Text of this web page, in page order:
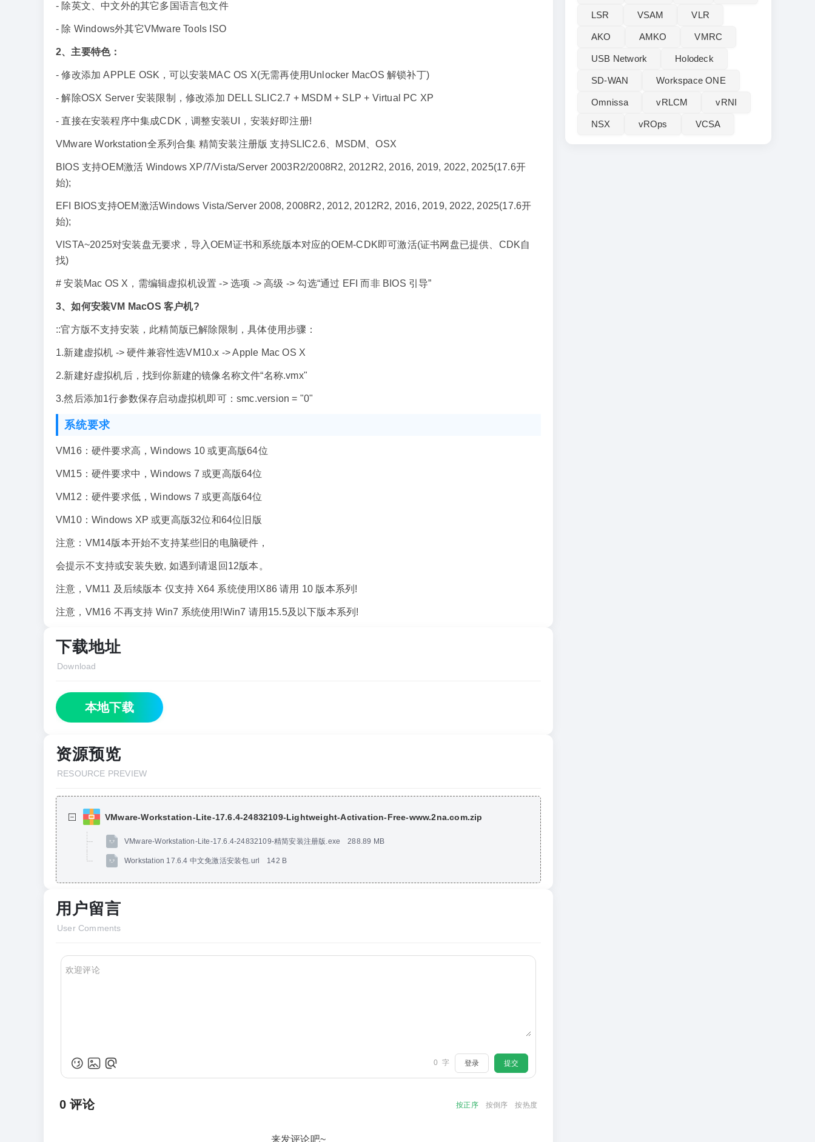
- 除英文、中文外的其它多国语言包文件
- 除 Windows外其它VMware Tools ISO
2、主要特色：
- 修改添加 APPLE OSK，可以安装MAC OS X(无需再使用Unlocker MacOS 解锁补丁)
- 解除OSX Server 安装限制，修改添加 DELL SLIC2.7 + MSDM + SLP + Virtual PC XP
- 直接在安装程序中集成CDK，调整安装UI，安装好即注册!
VMware Workstation全系列合集 精简安装注册版 支持SLIC2.6、MSDM、OSX
BIOS 支持OEM激活 Windows XP/7/Vista/Server 2003R2/2008R2, 2012R2, 2016, 2019, 2022, 2025(17.6开
始);
EFI BIOS支持OEM激活Windows Vista/Server 2008, 2008R2, 2012, 2012R2, 2016, 2019, 2022, 2025(17.6开
始);
VISTA~2025对安装盘无要求，导入OEM证书和系统版本对应的OEM-CDK即可激活(证书网盘已提供、CDK自
找)
# 安装Mac OS X，需编辑虚拟机设置 -> 选项 -> 高级 -> 勾选“通过 EFI 而非 BIOS 引导”
3、如何安装VM MacOS 客户机?
::官方版不支持安装，此精简版已解除限制，具体使用步骤：
1.新建虚拟机 -> 硬件兼容性选VM10.x -> Apple Mac OS X
2.新建好虚拟机后，找到你新建的镜像名称文件“名称.vmx"
3.然后添加1行参数保存启动虚拟机即可：smc.version = "0"
系统要求
VM16：硬件要求高，Windows 10 或更高版64位
VM15：硬件要求中，Windows 7 或更高版64位
VM12：硬件要求低，Windows 7 或更高版64位
VM10：Windows XP 或更高版32位和64位旧版
注意：VM14版本开始不支持某些旧的电脑硬件，
会提示不支持或安装失败, 如遇到请退回12版本。
注意，VM11 及后续版本 仅支持 X64 系统使用!X86 请用 10 版本系列!
注意，VM16 不再支持 Win7 系统使用!Win7 请用15.5及以下版本系列!
下载地址
Download
本地下载
资源预览
RESOURCE PREVIEW
VMware-Workstation-Lite-17.6.4-24832109-Lightweight-Activation-Free-www.2na.com.zip
VMware-Workstation-Lite-17.6.4-24832109-精简安装注册版.exe 288.89 MB
Workstation 17.6.4 中文免激活安装包.url 142 B
用户留言
User Comments
0 字 登录 提交
0 评论 按正序 按倒序 按热度
来发评论吧~
LSR VSAM VLR
AKO AMKO VMRC
USB Network Holodeck
SD-WAN Workspace ONE
Omnissa vRLCM vRNI
NSX vROps VCSA